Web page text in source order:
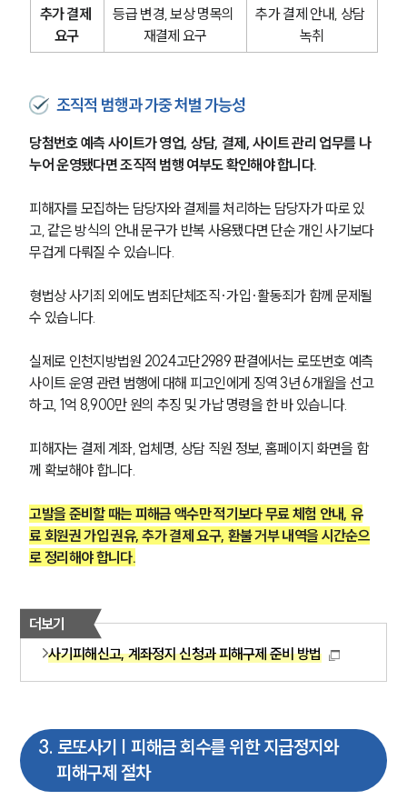
추가 결제
요구
등급 변경, 보상 명목의
재결제 요구
추가 결제 안내, 상담
녹취
조직적 범행과 가중 처벌 가능성
당첨번호 예측 사이트가 영업, 상담, 결제, 사이트 관리 업무를 나
누어 운영됐다면 조직적 범행 여부도 확인해야 합니다.
피해자를 모집하는 담당자와 결제를 처리하는 담당자가 따로 있
고, 같은 방식의 안내 문구가 반복 사용됐다면 단순 개인 사기보다
무겁게 다뤄질 수 있습니다.
형법상 사기죄 외에도 범죄단체조직·가입·활동죄가 함께 문제될
수 있습니다.
실제로 인천지방법원 2024고단2989 판결에서는 로또번호 예측
사이트 운영 관련 범행에 대해 피고인에게 징역 3년 6개월을 선고
하고, 1억 8,900만 원의 추징 및 가납 명령을 한 바 있습니다.
피해자는 결제 계좌, 업체명, 상담 직원 정보, 홈페이지 화면을 함
께 확보해야 합니다.
고발을 준비할 때는 피해금 액수만 적기보다 무료 체험 안내, 유
료 회원권 가입 권유, 추가 결제 요구, 환불 거부 내역을 시간순으
로 정리해야 합니다.
더보기
사기피해신고, 계좌정지 신청과 피해구제 준비 방법
3. 로또사기 | 피해금 회수를 위한 지급정지와
피해구제 절차